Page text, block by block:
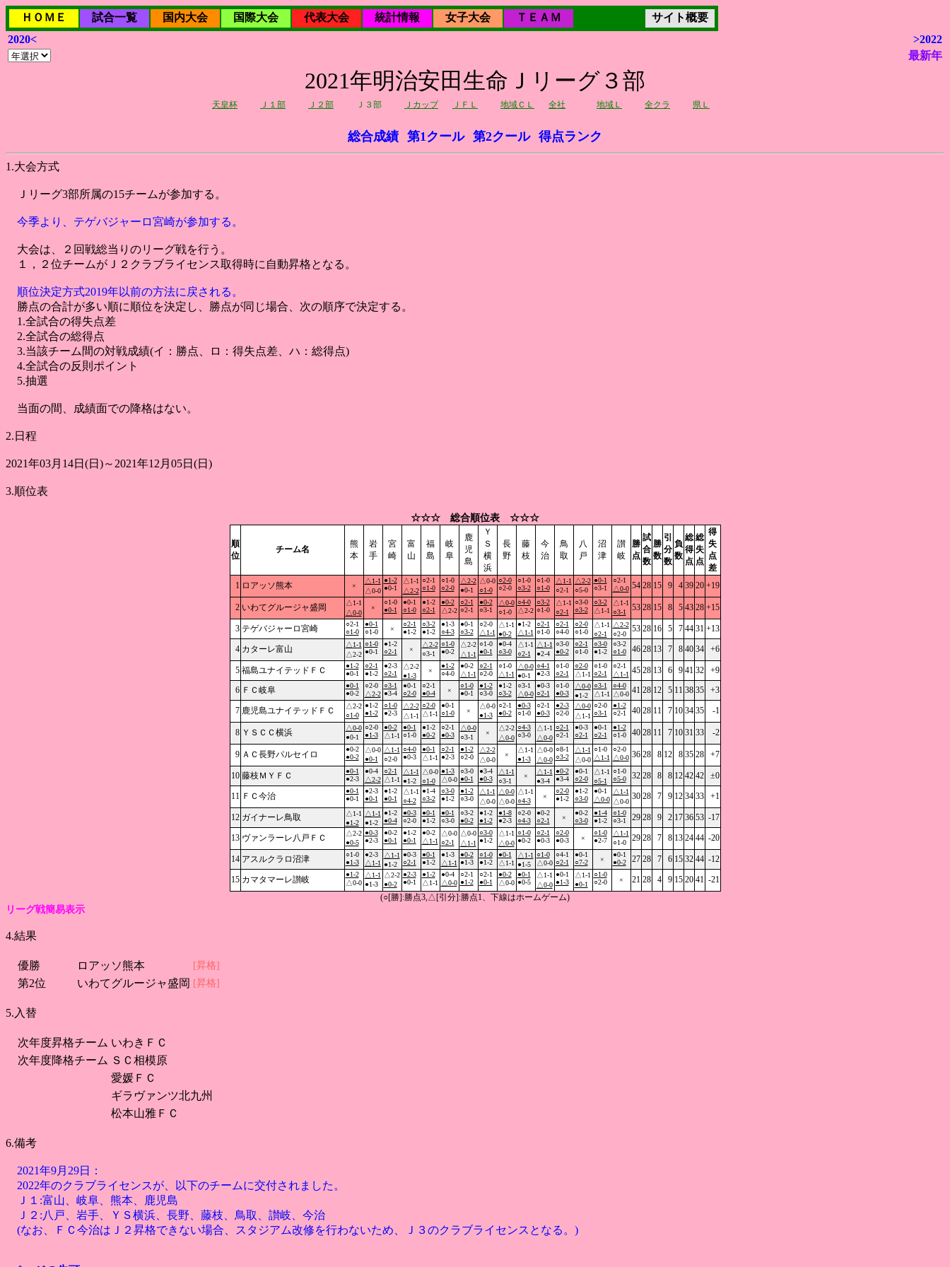
ＨＯＭＥ 試合一覧 国内大会 国際大会 代表大会 統計情報 女子大会 ＴＥＡＭ
サイト概要
2020<
>2022
最新年
2021年明治安田生命Ｊリーグ３部
天皇杯 Ｊ１部 Ｊ２部 Ｊ３部 Ｊカップ ＪＦＬ 地域ＣＬ 全社 地域Ｌ 全クラ 県Ｌ
総合成績 第1クール 第2クール 得点ランク
1.大会方式
Ｊリーグ3部所属の15チームが参加する。
今季より、テゲバジャーロ宮崎が参加する。
大会は、２回戦総当りのリーグ戦を行う。
１，２位チームがＪ２クラブライセンス取得時に自動昇格となる。
順位決定方式2019年以前の方法に戻される。
勝点の合計が多い順に順位を決定し、勝点が同じ場合、次の順序で決定する。
1.全試合の得失点差
2.全試合の総得点
3.当該チーム間の対戦成績(イ：勝点、ロ：得失点差、ハ：総得点)
4.全試合の反則ポイント
5.抽選
当面の間、成績面での降格はない。
2.日程
2021年03月14日(日)～2021年12月05日(日)
3.順位表
☆☆☆ 総合順位表 ☆☆☆
順
位
チーム名
熊
本
岩
手
宮
崎
富
山
福
島
岐
阜
鹿
児
島
Ｙ
Ｓ
横
浜
長
野
藤
枝
今
治
鳥
取
八
戸
沼
津
讃
岐
勝
点
試
合
数
勝
数
引
分
数
負
数
総
得
点
総
失
点
得
失
点
差
1 ロアッソ熊本 ×
△1-1
△0-0
●1-2
●0-1
△1-1
△2-2
○2-1
○1-0
○1-0
○2-0
△2-2
●0-1
△0-0
○1-0
○2-0
○2-0
○1-0
○3-2
○1-0
○1-0
△1-1
○2-1
△2-2
○5-0
●0-1
○3-1
○2-1
△0-0 54 28 15 9 4 39 20 +19
2 いわてグルージャ盛岡
△1-1
△0-0
×
○1-0
●0-1
●0-1
○1-0
●1-2
○2-1
●0-2
△2-2
○2-1
○2-1
●0-2
○3-1
△0-0
○1-0
○4-0
△2-2
○3-2
○1-0
△1-1
○2-1
○3-0
○3-2
○3-2
△1-1
△1-1
○3-1
53 28 15 8 5 43 28 +15
3 テゲバジャーロ宮崎
○2-1
○1-0
●0-1
○1-0
×
○2-1
●1-2
○3-2
●1-2
●1-3
○4-3
●0-1
○3-2
○2-0
△1-1
△1-1
●0-2
●1-2
△1-1
○2-1
○1-0
○2-1
○4-0
○2-0
○1-0
△1-1
○2-1
△2-2
○2-0
53 28 16 5 7 44 31 +13
4 カターレ富山
△1-1
△2-2
○1-0
●0-1
●1-2
○2-1
×
△2-2
○3-1
○1-0
●0-2
△2-2
△1-1
○1-0
●0-1
●0-4
○3-0
△1-1
○2-1
△1-1
●2-4
○3-0
●0-2
○2-1
○1-0
○3-0
●1-2
○3-2
○1-0
46 28 13 7 8 40 34 +6
5 福島ユナイテッドＦＣ
●1-2
●0-1
○2-1
●1-2
●2-3
○2-1
△2-2
●1-3
×
●1-2
○4-0
●0-2
△1-1
○2-1
○2-0
○1-0
△1-1
△0-0
●0-1
○4-1
●2-3
○1-0
○2-1
○2-0
△1-1
○1-0
○2-1
○2-1
△1-1 45 28 13 6 9 41 32
+9
6 ＦＣ岐阜
●0-1
●0-2
○2-0
△2-2
○3-1
●3-4
●0-1
○2-0
○2-1
●0-4
×
○1-0
●0-1
●1-2
○3-0
●1-2
○3-2
○3-1
△0-0
●0-3
○2-1
○1-0
●0-3
△0-0
●1-2
○3-1
△1-1
○4-0
△0-0 41 28 12 5 11 38 35 +3
7 鹿児島ユナイテッドＦＣ
△2-2
○1-0
●1-2
●1-2
○1-0
●2-3
△2-2
△1-1
○2-0
△1-1
●0-1
○1-0
×
△0-0
●1-3
○2-1
●0-2
●0-3
○1-0
○2-1
●0-3
●2-3
○2-0
△0-0
△1-1
○2-0
○3-1
●1-2
○2-1
40 28 11 7 10 34 35 -1
8 ＹＳＣＣ横浜
△0-0
●0-1
○2-0
●1-3
●0-2
△1-1
●0-1
○1-0
●1-2
●0-2
○2-1
●0-3
△0-0
○3-1
×
△2-2
△0-0
○4-3
○3-0
△1-1
△0-0
○2-1
○2-1
●0-3
○2-1
●0-1
○2-1
●1-2
○1-0
40 28 11 7 10 31 33 -2
9 ＡＣ長野パルセイロ
●0-2
●0-2
△0-0
●0-1
△1-1
○2-0
○4-0
●0-3
●0-1
△1-1
○2-1
●2-3
●1-2
○2-0
△2-2
△0-0
×
△1-1
●1-3
△0-0
△0-0
○8-1
○3-2
△1-1
△0-0
○1-0
△1-1
○2-0
△0-0 36 28 8 12 8 35 28 +7
10 藤枝ＭＹＦＣ
●0-1
●2-3
●0-4
△2-2
○2-1
△1-1
△1-1
●1-2
△0-0
○1-0
●1-3
△0-0
○3-0
●0-1
●3-4
●0-3
△1-1
○3-1
×
△1-1
●3-4
●0-2
●3-4
●0-1
○2-0
△1-1
○5-1
○1-0
○5-0
32 28 8 8 12 42 42 ±0
11 ＦＣ今治
●0-1
●0-1
●2-3
●0-1
●1-2
●0-1
△1-1
○4-2
●1-4
○3-2
○3-0
●1-2
●1-2
○3-0
△1-1
△0-0
△0-0
△0-0
△1-1
○4-3
×
○2-0
●1-2
●1-2
○3-0
●0-1
△0-0
△1-1
△0-0
30 28 7 9 12 34 33 +1
12 ガイナーレ鳥取
△1-1
●1-2
△1-1
●1-2
●1-2
●0-4
●0-3
○2-0
●0-1
●1-2
●0-1
○3-0
○3-2
●0-2
●1-2
●1-2
●1-8
●2-3
○2-0
○4-3
●0-2
○2-1
×
●0-2
○3-0
●1-4
●1-2
○1-0
○3-1
29 28 9 2 17 36 53 -17
13 ヴァンラーレ八戸ＦＣ
△2-2
●0-5
●0-3
●2-3
●0-2
●0-1
●1-2
●0-1
●0-2
△1-1
△0-0
○2-1
△0-0
△1-1
○3-0
●1-2
△1-1
△0-0
○1-0
●0-2
○2-1
●0-3
○2-0
●0-3
×
○1-0
●2-7
△1-1
○1-0
29 28 7 8 13 24 44 -20
14 アスルクラロ沼津
○1-0
●1-3
●2-3
△1-1
△1-1
●1-2
●0-3
○2-1
●0-1
●1-2
●1-3
△1-1
●0-2
●1-3
○1-0
●1-2
●0-1
△1-1
△1-1
●1-5
○1-0
△0-0
○4-1
○2-1
●0-1
○7-2
×
●0-1
●0-2
27 28 7 6 15 32 44 -12
15 カマタマーレ讃岐
●1-2
△0-0
△1-1
●1-3
△2-2
●0-2
●2-3
●0-1
●1-2
△1-1
●0-4
△0-0
○2-1
●1-2
○2-1
●0-1
●0-2
△0-0
●0-1
●0-5
△1-1
△0-0
●0-1
●1-3
△1-1
●0-1
○1-0
○2-0
× 21 28 4 9 15 20 41 -21
(○[勝]:勝点3,△[引分]:勝点1、下線はホームゲーム)
リーグ戦簡易表示
4.結果
優勝 ロアッソ熊本 [昇格]
第2位 いわてグルージャ盛岡 [昇格]
5.入替
次年度昇格チーム いわきＦＣ
次年度降格チーム ＳＣ相模原
愛媛ＦＣ
ギラヴァンツ北九州
松本山雅ＦＣ
6.備考
2021年9月29日：
2022年のクラブライセンスが、以下のチームに交付されました。
Ｊ１:富山、岐阜、熊本、鹿児島
Ｊ２:八戸、岩手、ＹＳ横浜、長野、藤枝、鳥取、讃岐、今治
(なお、ＦＣ今治はＪ２昇格できない場合、スタジアム改修を行わないため、Ｊ３のクラブライセンスとなる。)